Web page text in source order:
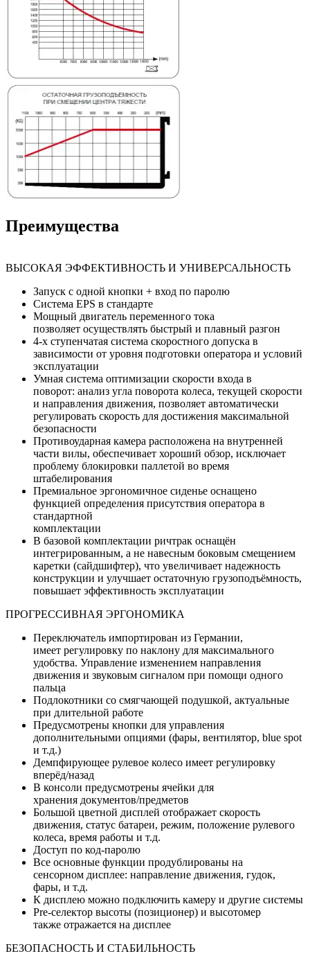
Преимущества
ВЫСОКАЯ ЭФФЕКТИВНОСТЬ И УНИВЕРСАЛЬНОСТЬ
Запуск с одной кнопки + вход по паролю
Система EPS в стандарте
Мощный двигатель переменного тока
позволяет осуществлять быстрый и плавный разгон
4-х ступенчатая система скоростного допуска в
зависимости от уровня подготовки оператора и условий
эксплуатации
Умная система оптимизации скорости входа в
поворот: анализ угла поворота колеса, текущей скорости
и направления движения, позволяет автоматически
регулировать скорость для достижения максимальной
безопасности
Противоударная камера расположена на внутренней
части вилы, обеспечивает хороший обзор, исключает
проблему блокировки паллетой во время
штабелирования
Премиальное эргономичное сиденье оснащено
функцией определения присутствия оператора в
стандартной
комплектации
В базовой комплектации ричтрак оснащён
интегрированным, а не навесным боковым смещением
каретки (сайдшифтер), что увеличивает надежность
конструкции и улучшает остаточную грузоподъёмность,
повышает эффективность эксплуатации
ПРОГРЕССИВНАЯ ЭРГОНОМИКА
Переключатель импортирован из Германии,
имеет регулировку по наклону для максимального
удобства. Управление изменением направления
движения и звуковым сигналом при помощи одного
пальца
Подлокотники со смягчающей подушкой, актуальные
при длительной работе
Предусмотрены кнопки для управления
дополнительными опциями (фары, вентилятор, blue spot
и т.д.)
Демпфирующее рулевое колесо имеет регулировку
вперёд/назад
В консоли предусмотрены ячейки для
хранения документов/предметов
Большой цветной дисплей отображает скорость
движения, статус батареи, режим, положение рулевого
колеса, время работы и т.д.
Доступ по код-паролю
Все основные функции продублированы на
сенсорном дисплее: направление движения, гудок,
фары, и т.д.
К дисплею можно подключить камеру и другие системы
Pre-селектор высоты (позиционер) и высотомер
также отражается на дисплее
БЕЗОПАСНОСТЬ И СТАБИЛЬНОСТЬ